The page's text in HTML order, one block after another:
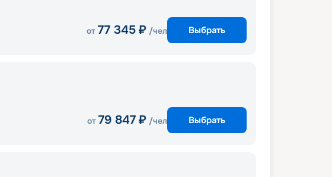
от 77 345 ₽ /чел Выбрать
от 79 847 ₽ /чел Выбрать